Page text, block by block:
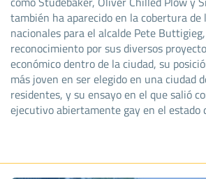
también ha aparecido en la cobertura de
nacionales para el alcalde Pete
reconocimiento por sus diversos
económico dentro de la ciudad, su
más joven en ser elegido en una ciudad
residentes, y su ensayo en el que salió
ejecutivo abiertamente gay en el estado